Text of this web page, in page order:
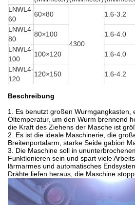
LNWL4-
60
60×80
4300
1.6-3.2
LNWL4-
80
80×100
1.6-4.0
LNWL4-
100
100×120
1.6-4.0
LNWL4-
120
120×150 1.6-4.2
Beschreibung
1. Es benutzt großen Wurmgangkasten,
Öltemperatur, um den Wurm brennend
die Kraft des Ziehens der Masche ist
2. Es ist die ideale Maschinerie, die
Breitenportalarm, starke Seide gabion
3. Die Maschine soll in
Funktionieren sein und spart viele
lärmarmes und automatisches
Drähte liefen heraus, die Maschine